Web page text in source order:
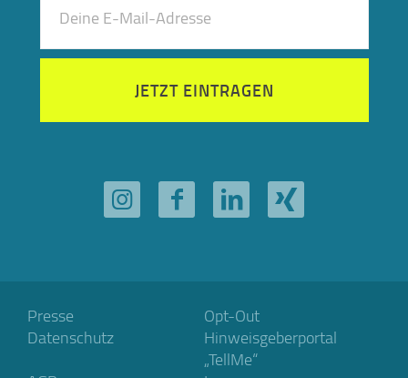
JETZT EINTRAGEN
Presse
Opt-Out
Datenschutz
Hinweisgeberportal
„TellMe“